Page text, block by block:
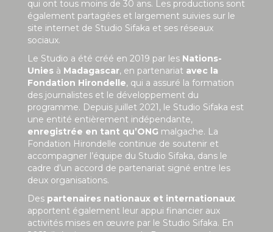
qui ont tous moins de 30 ans. Les productions sont
également partagées et largement suivies sur le
site internet de Studio Sifaka et ses réseaux
sociaux.
Le Studio a été créé en 2019 par les Nations-
Unies à Madagascar, en partenariat avec la
Fondation Hirondelle, qui a assuré la formation
des journalistes et le développement du
programme. Depuis juillet 2021, le Studio Sifaka est
une entité entièrement indépendante,
enregistrée en tant qu’ONG malgache. La
Fondation Hirondelle continue de soutenir et
accompagner l’équipe du Studio Sifaka, dans le
cadre d’un accord de partenariat signé entre les
deux organisations.
Des partenaires nationaux et internationaux
apportent également leur appui financier aux
activités mises en œuvre par le Studio Sifaka. En